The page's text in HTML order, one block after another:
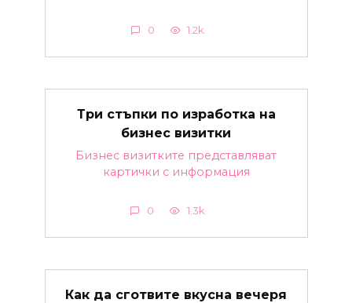
0 1.2k.
Три стъпки по изработка на
бизнес визитки
Бизнес визитките представляват
картички с информация
0 1.3k.
Как да сготвите вкусна вечеря